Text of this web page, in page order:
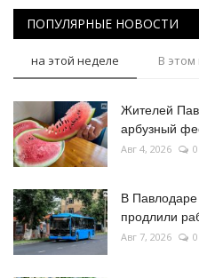
ПОПУЛЯРНЫЕ НОВОСТИ
на этой неделе В этом
Жителей
арбузный
Авг 4, 2026 0
В Павлодаре
продлили
Авг 7, 2026 0